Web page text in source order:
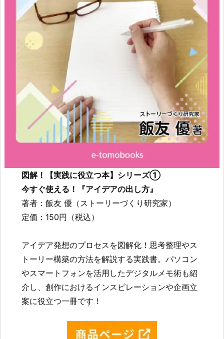
図解！【実践に役立つ本】シリーズ①
今すぐ使える！『アイデアの出し方』
著者：飯友 優（ストーリーづくり研究家）
定価：150円（税込）
アイデア発想のプロセスを図解化！思考整理やス
トーリー構築の方法を解説する実践書。パソコン
やスマートフォンを活用したデジタルメモ術も紹
介し、創作におけるインスピレーションや企画立
案に役立つ一冊です！